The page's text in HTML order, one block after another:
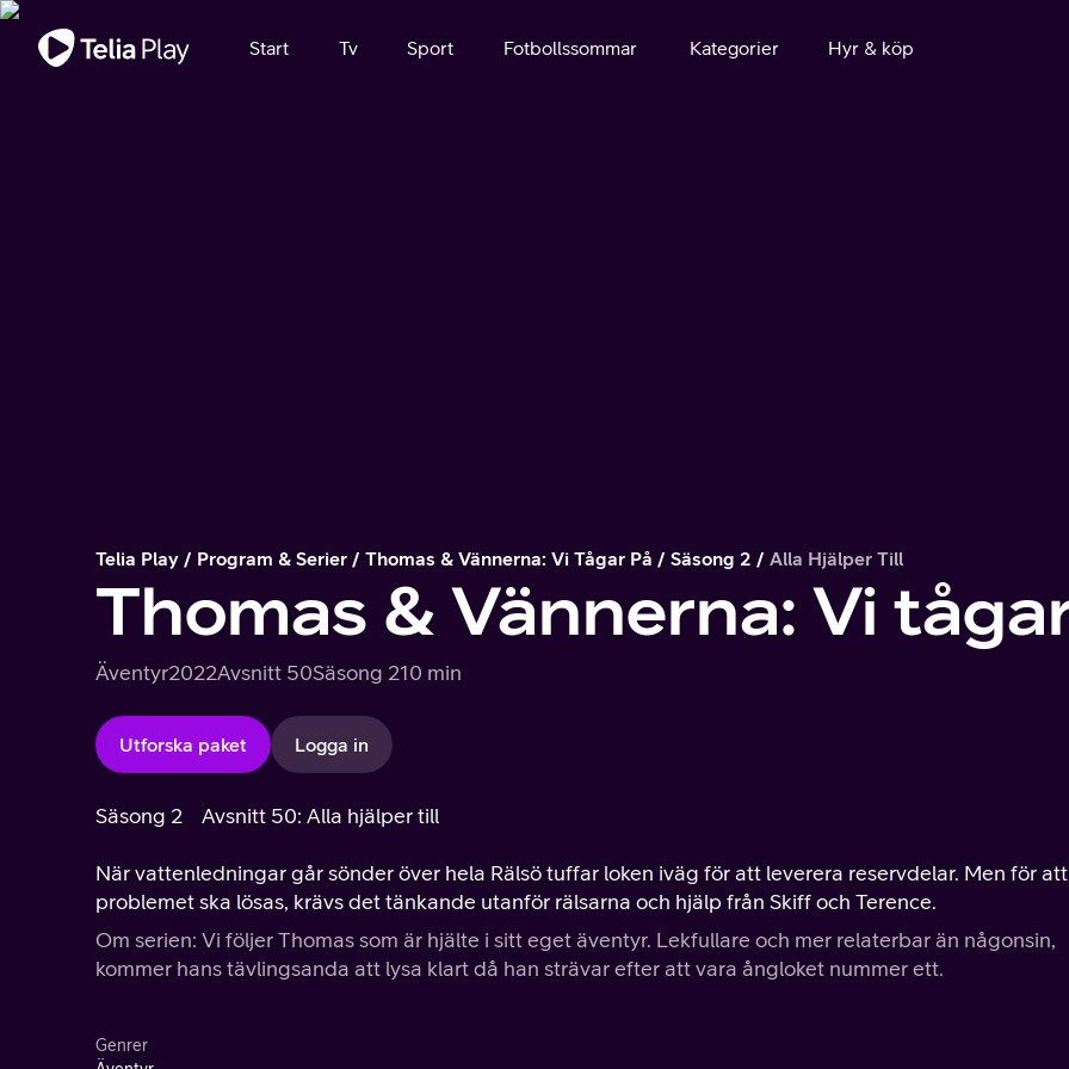
Viktigt meddelande
Start Tv Sport Fotbollssommar Kategorier Hyr & köp
Telia Play Program & Serier Thomas & Vännerna: Vi Tågar På Säsong 2 Alla Hjälper Till
Thomas & Vännerna: Vi
Äventyr2022Avsnitt 50Säsong 210 min
Utforska paket Logga in
Säsong 2 Avsnitt 50: Alla hjälper till
När vattenledningar går sönder över hela Rälsö tuffar loken iväg för att leverera reservdelar. Men för att
problemet ska lösas, krävs det tänkande utanför rälsarna och hjälp från Skiff och Terence.
Om serien: Vi följer Thomas som är hjälte i sitt eget äventyr. Lekfullare och mer relaterbar än någonsin,
kommer hans tävlingsanda att lysa klart då han strävar efter att vara ångloket nummer ett.
Genrer